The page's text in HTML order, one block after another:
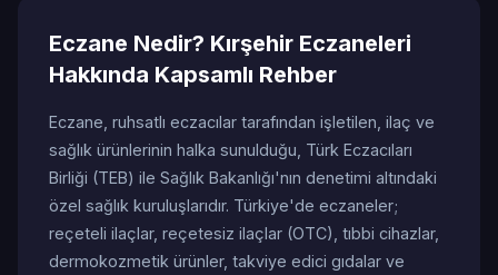
Eczane Nedir? Kırşehir Eczaneleri
Hakkında Kapsamlı Rehber
Eczane, ruhsatlı eczacılar tarafından işletilen, ilaç ve
sağlık ürünlerinin halka sunulduğu, Türk Eczacıları
Birliği (TEB) ile Sağlık Bakanlığı'nın denetimi altındaki
özel sağlık kuruluşlarıdır. Türkiye'de eczaneler;
reçeteli ilaçlar, reçetesiz ilaçlar (OTC), tıbbi cihazlar,
dermokozmetik ürünler, takviye edici gıdalar ve